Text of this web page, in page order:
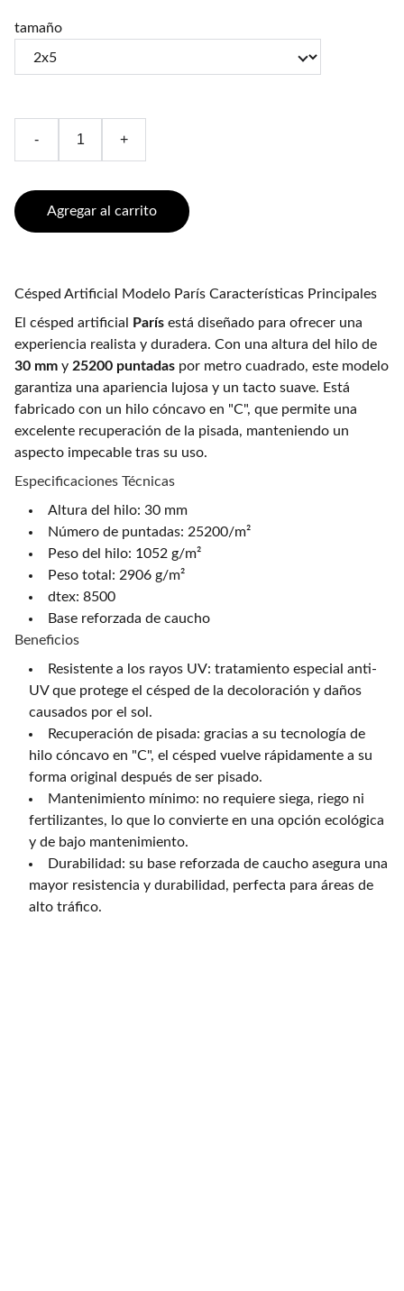
tamaño
- +
Agregar al carrito
Césped Artificial Modelo París Características Principales
El césped artificial
París está diseñado para ofrecer una
experiencia realista y duradera. Con una altura del hilo de
30 mm y 25200 puntadas por metro cuadrado, este modelo
garantiza una apariencia lujosa y un tacto suave. Está
fabricado con un hilo cóncavo en "C", que permite una
excelente recuperación de la pisada, manteniendo un
aspecto impecable tras su uso.
Especificaciones Técnicas
Altura del hilo: 30 mm
Número de puntadas: 25200/m²
Peso del hilo: 1052 g/m²
Peso total: 2906 g/m²
dtex: 8500
Base reforzada de caucho
Beneficios
Resistente a los rayos UV: tratamiento especial anti-
UV que protege el césped de la decoloración y daños
causados por el sol.
Recuperación de pisada: gracias a su tecnología de
hilo cóncavo en "C", el césped vuelve rápidamente a su
forma original después de ser pisado.
Mantenimiento mínimo: no requiere siega, riego ni
fertilizantes, lo que lo convierte en una opción ecológica
y de bajo mantenimiento.
Durabilidad: su base reforzada de caucho asegura una
mayor resistencia y durabilidad, perfecta para áreas de
alto tráfico.